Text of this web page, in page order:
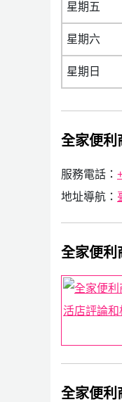
星期五
星期六
星期日
全家便利
服務電話：
地址導航：
全家便利
全家便利